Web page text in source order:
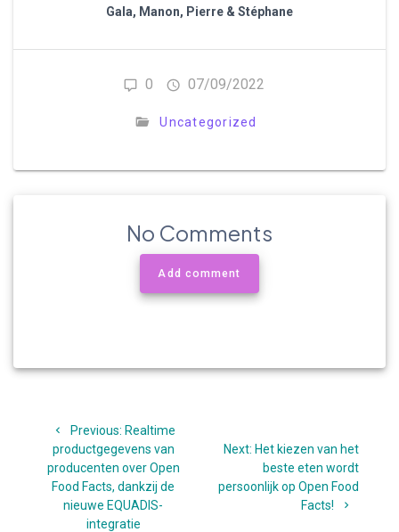
Gala, Manon, Pierre & Stéphane
0 07/09/2022
Uncategorized
No Comments
Add comment
navigatie
Previous: Previous
post:
Realtime
productgegevens van
producenten over Open
Food Facts, dankzij de
nieuwe EQUADIS-
integratie
Next: Next
post:
Het kiezen van het
beste eten wordt
persoonlijk op Open Food
Facts!